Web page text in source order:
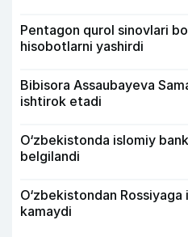
Pentagon qurol sinovlari
hisobotlarni yashirdi
Bibisora Assaubayeva
ishtirok etadi
O‘zbekistonda islomiy
belgilandi
O‘zbekistondan
kamaydi